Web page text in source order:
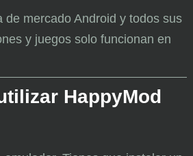
de mercado Android y todos sus
y juegos solo funcionan en
HappyMod